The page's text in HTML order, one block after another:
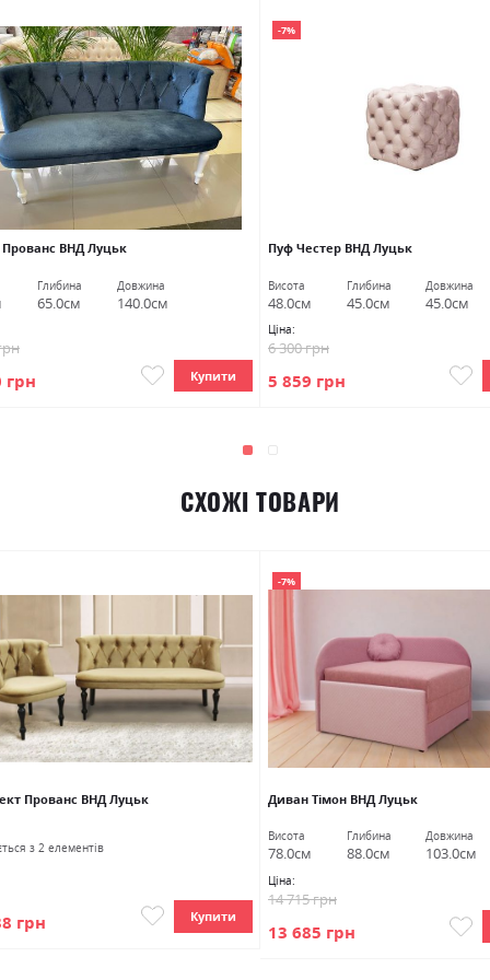
ВНД Луцьк
Глибина
65.0см
Довжина
140.0см
грн Купити
-7%
Пуф Честер ВНД Луцьк
Висота
48.0см
Глибина
45.0см
Довжина
45.0см
Ціна:
5 859 грн
6 300 грн
СХОЖІ ТОВАРИ
Прованс ВНД Луцьк
з 2 елементів
грн Купити
-7%
Диван Тімон ВНД Луцьк
Висота
78.0см
Глибина
88.0см
Довжина
103.0см
Ціна:
13 685 грн
14 715 грн